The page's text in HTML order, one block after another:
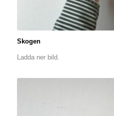
Skogen
Ladda ner bild.